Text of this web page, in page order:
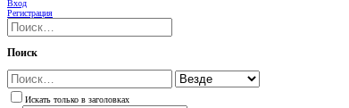
Вход
Регистрация
Поиск
Искать только в заголовках